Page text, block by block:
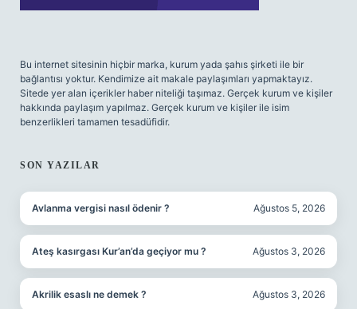
Bu internet sitesinin hiçbir marka, kurum yada şahıs şirketi ile bir
bağlantısı yoktur. Kendimize ait makale paylaşımları yapmaktayız.
Sitede yer alan içerikler haber niteliği taşımaz. Gerçek kurum ve kişiler
hakkında paylaşım yapılmaz. Gerçek kurum ve kişiler ile isim
benzerlikleri tamamen tesadüfidir.
SON YAZILAR
Avlanma vergisi nasıl ödenir ? Ağustos 5, 2026
Ateş kasırgası Kur’an’da geçiyor mu ? Ağustos 3, 2026
Akrilik esaslı ne demek ? Ağustos 3, 2026